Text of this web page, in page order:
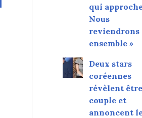
qui
Nous
reviendrons
ensemble »
Deux stars
coréennes
révèlent
couple et
annoncent